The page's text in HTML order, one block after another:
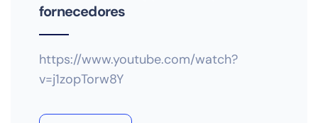
fornecedores
https://www.youtube.com/watch?
v=j1zopTorw8Y